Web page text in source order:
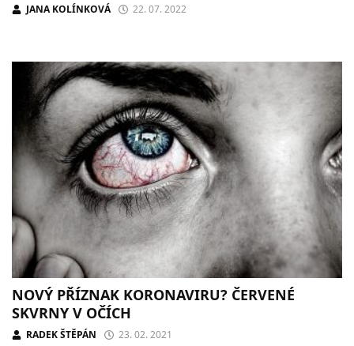
JANA KOLÍNKOVÁ 22. 07. 2022
NOVÝ PŘÍZNAK KORONAVIRU? ČERVENÉ
SKVRNY V OČÍCH
RADEK ŠTĚPÁN 23. 02. 2021